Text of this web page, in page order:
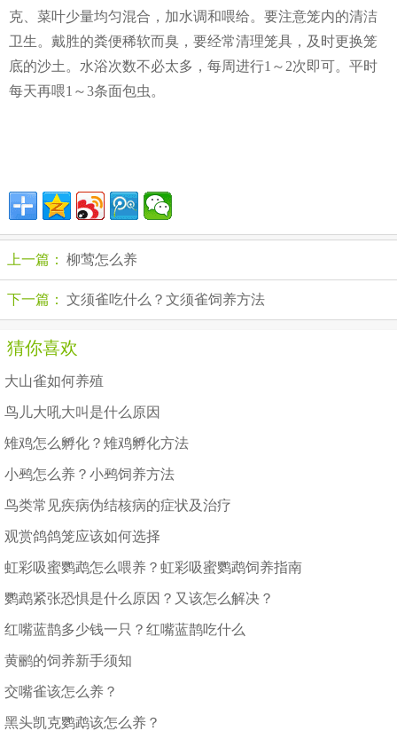
克、菜叶少量均匀混合，加水调和喂给。要注意笼内的清洁
卫生。戴胜的粪便稀软而臭，要经常清理笼具，及时更换笼
底的沙土。水浴次数不必太多，每周进行1～2次即可。平时
每天再喂1～3条面包虫。
上一篇： 柳莺怎么养
下一篇： 文须雀吃什么？文须雀饲养方法
猜你喜欢
大山雀如何养殖
鸟儿大吼大叫是什么原因
雉鸡怎么孵化？雉鸡孵化方法
小鹀怎么养？小鹀饲养方法
鸟类常见疾病伪结核病的症状及治疗
观赏鸽鸽笼应该如何选择
虹彩吸蜜鹦鹉怎么喂养？虹彩吸蜜鹦鹉饲养指南
鹦鹉紧张恐惧是什么原因？又该怎么解决？
红嘴蓝鹊多少钱一只？红嘴蓝鹊吃什么
黄鹂的饲养新手须知
交嘴雀该怎么养？
黑头凯克鹦鹉该怎么养？